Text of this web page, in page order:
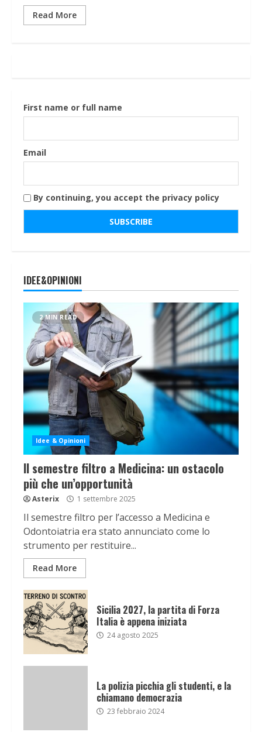
Read More
First name or full name
Email
By continuing, you accept the privacy policy
IDEE&OPINIONI
2 MIN READ
Idee & Opinioni
Il semestre filtro a Medicina: un ostacolo
più che un’opportunità
Asterix 1 settembre 2025
Il semestre filtro per l’accesso a Medicina e
Odontoiatria era stato annunciato come lo
strumento per restituire...
Read More
Sicilia 2027, la partita di Forza
Italia è appena iniziata
24 agosto 2025
La polizia picchia gli studenti, e la
chiamano democrazia
23 febbraio 2024